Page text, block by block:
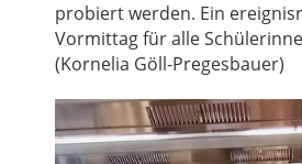
probiert werden. Ein
Vormittag für alle
(Kornelia Göll-Pregesbauer)